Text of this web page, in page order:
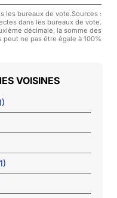
les bureaux de vote.Sources :
dans les bureaux de vote.
décimale, la somme des
peut ne pas être égale à 100%
VOISINES